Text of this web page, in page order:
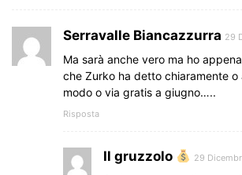
Serravalle Biancazzurra 29
Ma sarà anche vero ma ho
che Zurko ha detto chiaramente o
modo o via gratis a giugno…..
Risposta
Il gruzzolo 29